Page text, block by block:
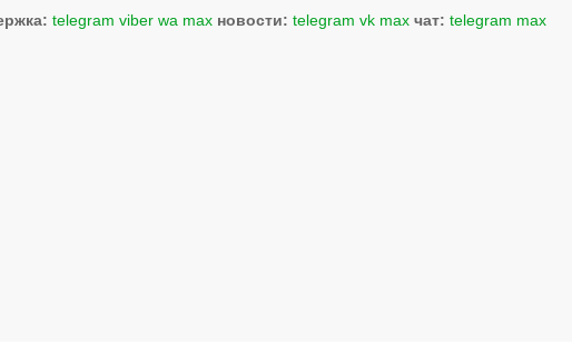
telegram viber wa max новости: telegram vk max чат: telegram max